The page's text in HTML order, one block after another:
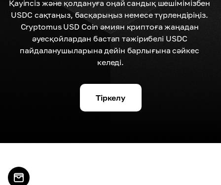
Қауіпсіз және қолдануға оңай сандық шешімімізбен
USDC сақтаңыз, басқарыңыз немесе түрлендіріңіз.
Cryptomus USD Coin әмиян криптоға жаңадан
әуесқойлардан бастап тәжірибелі USDC
пайдаланушыларына дейін барлығына сәйкес
келеді.
Тіркелу